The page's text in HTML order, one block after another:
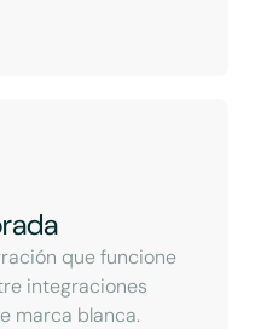
que funcione
integraciones
marca blanca.